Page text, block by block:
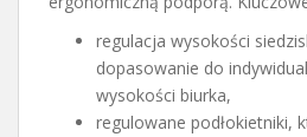
regulacja wysokości
dopasowanie do
wysokości biurka,
regulowane podłokietniki,